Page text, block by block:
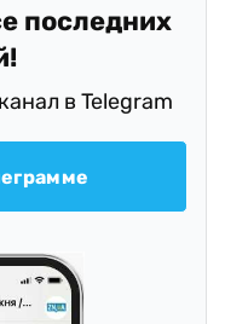
последних
в Telegram